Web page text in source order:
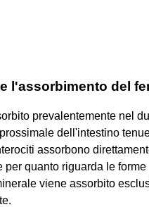
l'assorbimento del
prevalentemente nel
dell'intestino
assorbono
per quanto riguarda le forme
viene assorbito